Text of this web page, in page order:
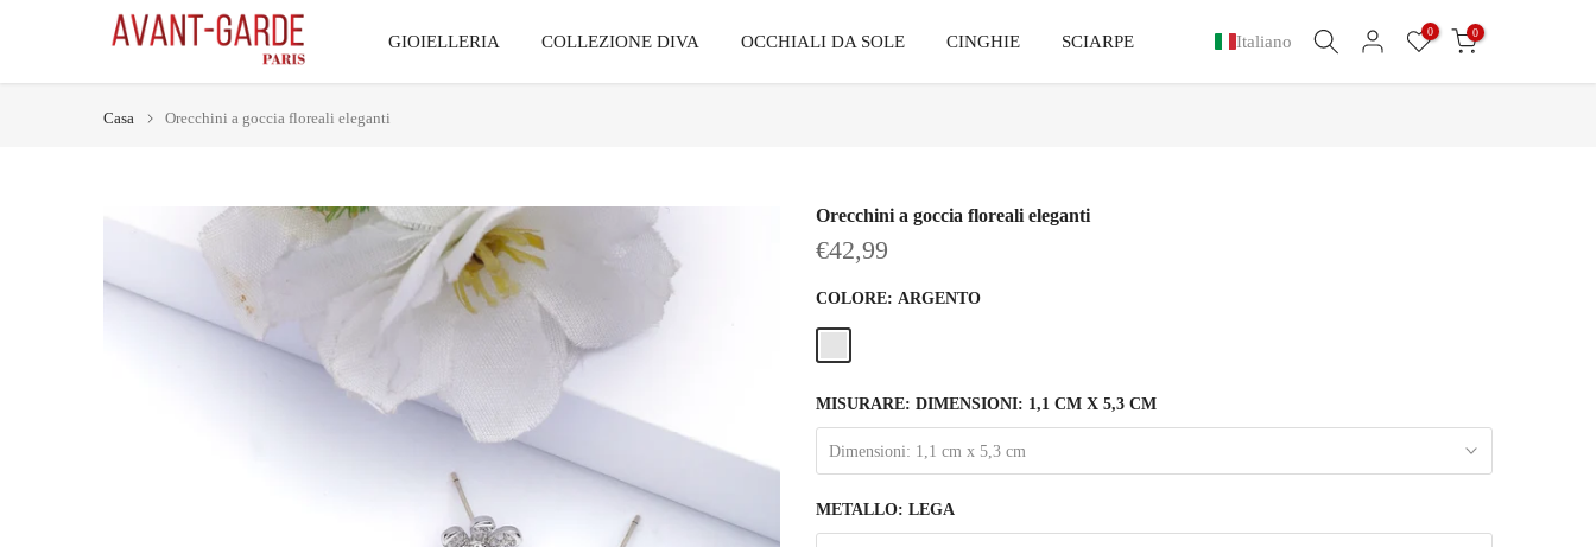
contenuto
GIOIELLERIA COLLEZIONE DIVA OCCHIALI DA SOLE CINGHIE SCIARPE Italiano 0 0
Casa Orecchini a goccia floreali eleganti
Orecchini a goccia floreali eleganti
€42,99
COLORE: ARGENTO
MISURARE: DIMENSIONI: 1,1 CM X 5,3 CM
Dimensioni: 1,1 cm x 5,3 cm
METALLO: LEGA